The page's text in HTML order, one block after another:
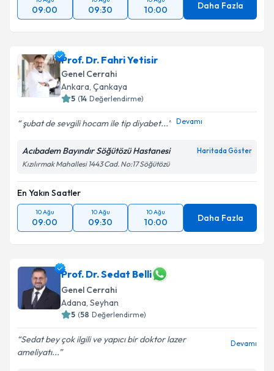
09:00 09:30 10:00 Daha Fazla
Prof. Dr. Fahri Yetisir
Genel Cerrahi
Ankara, Çankaya
5 (14 Değerlendirme)
şubat de sevgili hocam ile tip diyabet... Devamı
Acıbadem Bayındır Söğütözü Hastanesi Haritada Göster
Kızılırmak Mahallesi 1443 Cad. No:17 Söğütözü
En Yakın Saatler
10 Ağu
09:00
10 Ağu
09:30
10 Ağu
10:00 Daha Fazla
Prof. Dr. Sedat Belli
Genel Cerrahi
Adana, Seyhan
5 (58 Değerlendirme)
Sedat bey çok ilgili ve yapıcı bir doktor lazer
ameliyatı...
Devamı